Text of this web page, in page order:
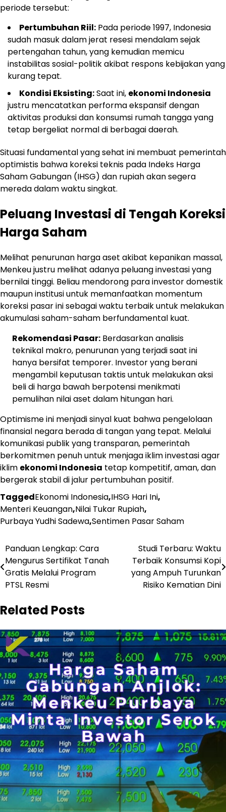
periode tersebut:
Pertumbuhan Riil: Pada periode 1997, Indonesia
sudah masuk dalam jerat resesi mendalam sejak
pertengahan tahun, yang kemudian memicu
instabilitas sosial-politik akibat respons kebijakan yang
kurang tepat.
Kondisi Eksisting:Saat ini, ekonomi Indonesia
justru mencatatkan performa ekspansif dengan
aktivitas produksi dan konsumsi rumah tangga yang
tetap bergeliat normal di berbagai daerah.
Situasi fundamental yang sehat ini membuat pemerintah
optimistis bahwa koreksi teknis pada Indeks Harga
Saham Gabungan (IHSG) dan rupiah akan segera
mereda dalam waktu singkat.
Peluang Investasi di Tengah Koreksi
Harga Saham
Melihat penurunan harga aset akibat kepanikan massal,
Menkeu justru melihat adanya peluang investasi yang
bernilai tinggi. Beliau mendorong para investor domestik
maupun institusi untuk memanfaatkan momentum
koreksi pasar ini sebagai waktu terbaik untuk melakukan
akumulasi saham-saham berfundamental kuat.
Rekomendasi Pasar: Berdasarkan analisis
teknikal makro, penurunan yang terjadi saat ini
hanya bersifat temporer. Investor yang berani
mengambil keputusan taktis untuk melakukan aksi
beli di harga bawah berpotensi menikmati
pemulihan nilai aset dalam hitungan hari.
Optimisme ini menjadi sinyal kuat bahwa pengelolaan
finansial negara berada di tangan yang tepat. Melalui
komunikasi publik yang transparan, pemerintah
berkomitmen penuh untuk menjaga iklim investasi agar
iklim ekonomi Indonesia tetap kompetitif, aman, dan
bergerak stabil di jalur pertumbuhan positif.
TaggedEkonomi Indonesia,IHSG Hari Ini,
Menteri Keuangan,Nilai Tukar Rupiah,
Purbaya Yudhi Sadewa,Sentimen Pasar Saham
Navigasi
pos
Panduan Lengkap: Cara
Mengurus Sertifikat Tanah
Gratis Melalui Program
PTSL Resmi
Studi Terbaru: Waktu
Terbaik Konsumsi Kopi
yang Ampuh Turunkan
Risiko Kematian Dini
Related Posts